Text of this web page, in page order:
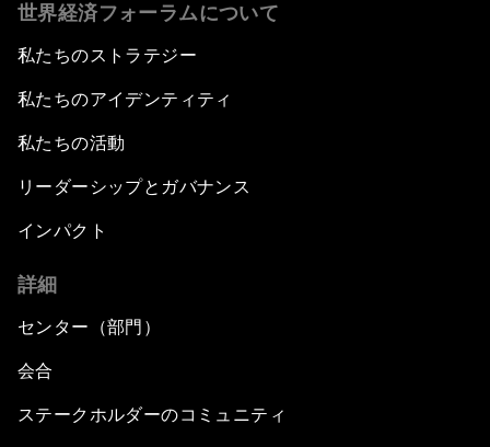
世界経済フォーラムについて
私たちのストラテジー
私たちのアイデンティティ
私たちの活動
リーダーシップとガバナンス
インパクト
詳細
センター（部門）
会合
ステークホルダーのコミュニティ